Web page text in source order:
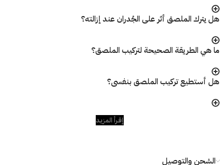
هل يترك الملصق أثر على الجُدران عند إزالته؟
ما هي الطريقة الصحيحة لتركيب الملصق؟
هل أستطيع تركيب الملصق بنفسى؟
إقـرأ المزيـد
الشحن والتوصيل